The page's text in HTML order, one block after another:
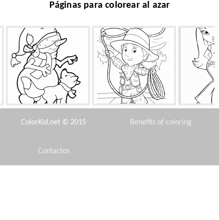
Páginas para colorear al azar
Muñeco de nieve y perro Manny vaquero Estilo
ColorKid.net © 2015 Benefits of coloring
Contactos